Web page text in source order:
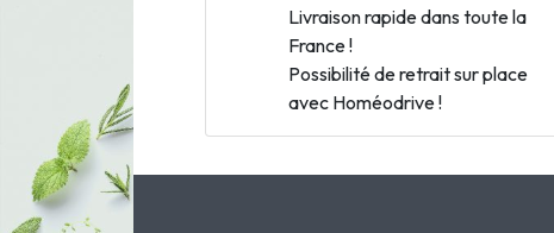
Livraison rapide dans toute la
France !
Possibilité de retrait sur place
avec Homéodrive !